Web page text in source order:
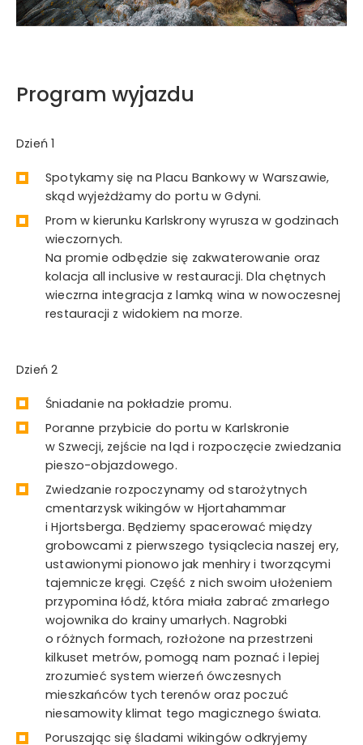
Program wyjazdu
Dzień 1
Spotykamy się na Placu Bankowy w Warszawie,
skąd wyjeżdżamy do portu w Gdyni.
Prom w kierunku Karlskrony wyrusza w godzinach
wieczornych.
Na promie odbędzie się zakwaterowanie oraz
kolacja all inclusive w restauracji. Dla chętnych
wieczrna integracja z lamką wina w nowoczesnej
restauracji z widokiem na morze.
Dzień 2
Śniadanie na pokładzie promu.
Poranne przybicie do portu w Karlskronie
w Szwecji, zejście na ląd i rozpoczęcie zwiedzania
pieszo-objazdowego.
Zwiedzanie rozpoczynamy od starożytnych
cmentarzysk wikingów w Hjortahammar
i Hjortsberga. Będziemy spacerować między
grobowcami z pierwszego tysiąclecia naszej ery,
ustawionymi pionowo jak menhiry i tworzącymi
tajemnicze kręgi. Część z nich swoim ułożeniem
przypomina łódź, która miała zabrać zmarłego
wojownika do krainy umarłych. Nagrobki
o różnych formach, rozłożone na przestrzeni
kilkuset metrów, pomogą nam poznać i lepiej
zrozumieć system wierzeń ówczesnych
mieszkańców tych terenów oraz poczuć
niesamowity klimat tego magicznego świata.
Poruszając się śladami wikingów odkryjemy